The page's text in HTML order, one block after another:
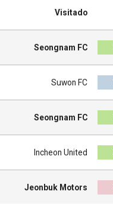
Visitado
Seongnam FC
Suwon FC
Seongnam FC
Incheon United
Jeonbuk Motors